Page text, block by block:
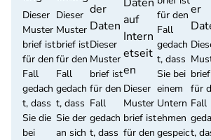
Dieser
Muster
brief ist
für den
Fall
gedach
t, dass
Sie die
bei
Dieser
Muster
brief ist
für den
Fall
gedach
t, dass
Sie der
an sich
der
Daten
Dieser
Muster
brief ist
für den
Fall
gedach
t, dass
auf
Intern
etseit
en
Dieser
Muster
brief ist
für den
für den
Fall
gedach
t, dass
Sie bei
einem
Untern
ehmen
gespeic
er
für
Fall
t,